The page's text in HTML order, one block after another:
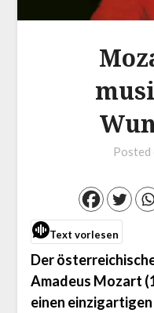
Posted
Text vorlesen
Der
Amadeus Mozart
einen